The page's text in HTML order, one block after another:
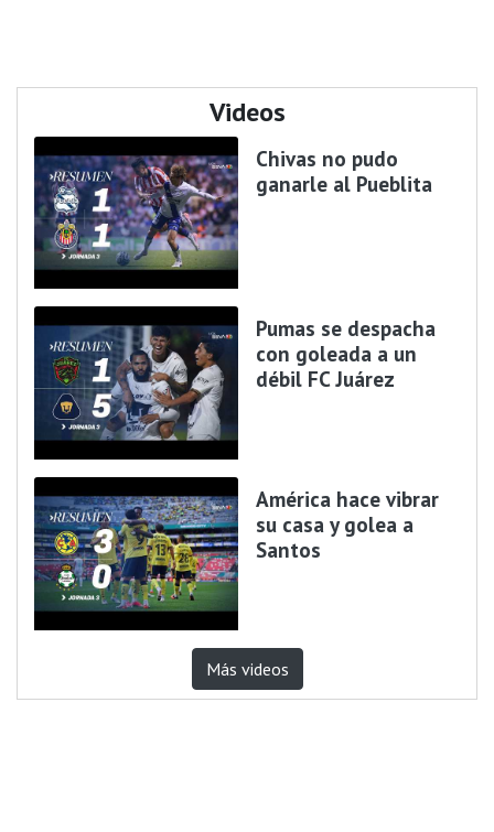
Videos
Chivas no pudo
ganarle al Pueblita
Pumas se despacha
con goleada a un
débil FC Juárez
América hace vibrar
su casa y golea a
Santos
Más videos